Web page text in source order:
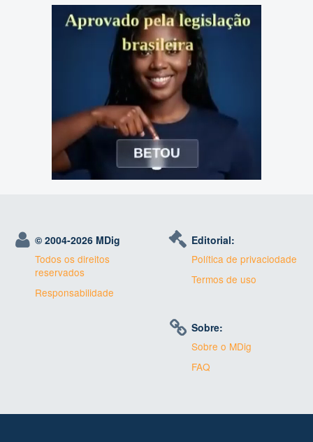
© 2004-2026 MDig
Todos os direitos
reservados
Responsabilidade
Editorial:
Política de privaciodade
Termos de uso
Sobre:
Sobre o MDig
FAQ